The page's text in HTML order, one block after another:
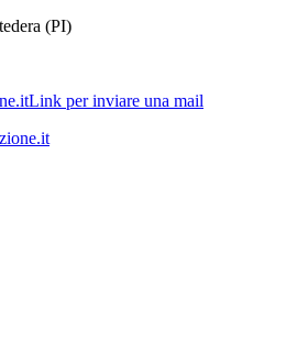
(PI)
Link per inviare una mail